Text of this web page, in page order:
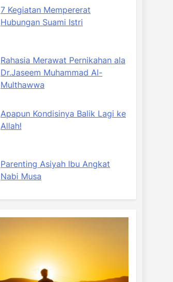
7 Kegiatan Mempererat
Hubungan Suami Istri
Rahasia Merawat Pernikahan ala
Dr.Jaseem Muhammad Al-
Multhawwa
Apapun Kondisinya Balik Lagi ke
Allah!
Parenting Asiyah Ibu Angkat
Nabi Musa